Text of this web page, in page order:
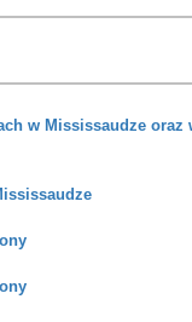
w Mississaudze